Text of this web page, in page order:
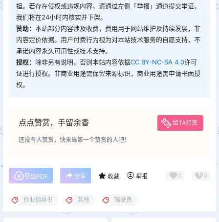
担。若存在侵权或违规内容，请通过左侧「举报」通道提交举证，
我们将在24小时内核实并下架。
赞助： 本站部分内容涉及收费，费用用于网站维护及持续发展，非
内容定价依据。用户付费行为视为对本站技术服务的自愿支持，不
承诺内容永久可用性或技术支持。
授权： 除非另有说明，否则本站内容依据CC BY-NC-SA 4.0许可
证进行授权。非商业用途需保留来源标识，商业用途需申请书面授
权。
点点赞赏，手留余香 给TA打赏
还没有人赞赏，快来当第一个赞赏的人吧！
导出PDF 分享 收藏 举报 0 0
作业指导书 其他 驾驶员